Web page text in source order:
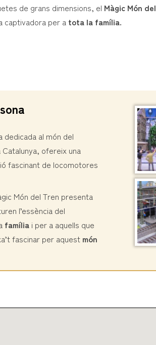
de grans dimensions, el Màgic Món del
captivadora per a tota la família.
dedicada al món del
ofereix una
fascinant de locomotores
Món del Tren presenta
l’essència del
família i per a aquells que
fascinar per aquest món